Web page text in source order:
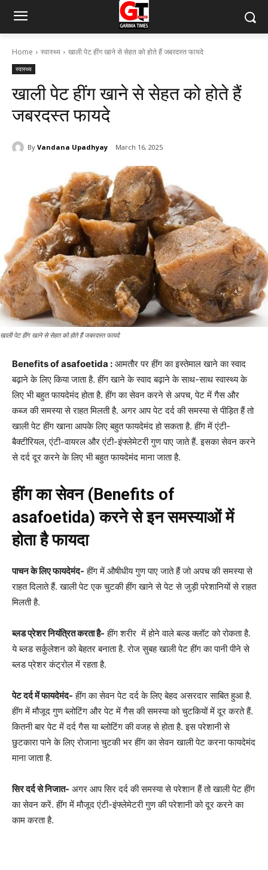
Home स्वास्थ्य खाली पेट हींग खाने से सेहत को होते हैं जबरदस्त फायदे
स्वास्थ्य
खाली पेट हींग खाने से सेहत को होते हैं
जबरदस्त फायदे
By Vandana Upadhyay March 16, 2025
खाली पेट हींग खाने से सेहत को होते हैं जबरदस्त फायदे
Benefits of asafoetida : आमतौर पर हींग का इस्तेमाल खाने का स्वाद
बढ़ाने के लिए किया जाता है. हींग खाने के स्वाद बढ़ाने के साथ-साथ स्वास्थ्य के
लिए भी बहुत फायदेमंद होता है. हींग का सेवन करने से अपच, पेट में गैस और
कब्ज की समस्या से राहत मिलती है. अगर आप पेट दर्द की समस्या से पीड़ित हैं तो
खाली पेट हींग खाना आपके लिए बहुत फायदेमंद हो सकता है.हींग में एंटी-
बैक्टीरियल, एंटी-वायरल और एंटी-इंफ्लेमेटरी गुण पाए जाते हैं. इसका सेवन करने
से दर्द दूर करने के लिए भी बहुत फायदेमंद माना जाता है.
हींग का सेवन (Benefits of
asafoetida) करने से इन समस्याओं में
होता है फायदा
पाचन के लिए फायदेमंद- हींग में औषीधीय गुण पाए जाते हैं जो अपच की समस्या से
राहत दिलाते हैं. खाली पेट एक चुटकी हींग खाने से पेट से जुड़ी परेशानियों से राहत
मिलती है.
ब्लड प्रेशर नियंत्रित करता है- हींग शरीर में होने वाले बल्ड क्लॉट को रोकता है.
ये ब्लड सर्कुलेशन को बेहतर बनाता है. रोज सुबह खाली पेट हींग का पानी पीने से
ब्लड प्रेशर कंट्रोल में रहता है.
पेट दर्द में फायदेमंद- हींग का सेवन पेट दर्द के लिए बेहद असरदार साबित हुआ है.
हींग में मौजूद गुण ब्लोटिंग और पेट में गैस की समस्या को चुटकियों में दूर करते हैं.
कितनी बार पेट में दर्द गैस या ब्लोटिंग की वजह से होता है. इस परेशानी से
छुटकारा पाने के लिए रोजाना चुटकी भर हींग का सेवन खाली पेट करना फायदेमंद
माना जाता है.
सिर दर्द से निजात- अगर आप सिर दर्द की समस्या से परेशान हैं तो खाली पेट हींग
का सेवन करें. हींग में मौजूद एंटी-इंफ्लेमेटरी गुण की परेशानी को दूर करने का
काम करता है.